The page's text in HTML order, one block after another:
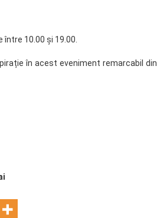
între 10.00 și 19.00.
în acest eveniment remarcabil din